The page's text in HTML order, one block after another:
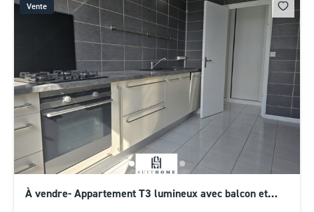
Vente
À vendre- Appartement T3 lumineux avec balcon et